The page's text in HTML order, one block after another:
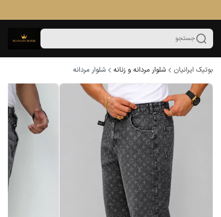
جستجو
بوتیک ایرانیان شلوار مردانه و زنانه شلوار مردانه